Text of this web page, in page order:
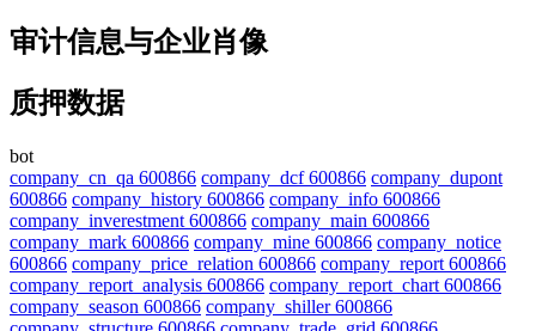
审计信息与企业肖像
质押数据
bot
company_cn_qa 600866 company_dcf 600866 company_dupont
600866 company_history 600866 company_info 600866
company_inverestment 600866 company_main 600866
company_mark 600866 company_mine 600866 company_notice
600866 company_price_relation 600866 company_report 600866
company_report_analysis 600866 company_report_chart 600866
company_season 600866 company_shiller 600866